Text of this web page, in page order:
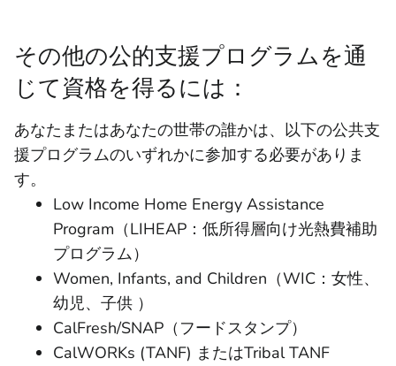
その他の公的支援プログラムを通
じて資格を得るには：
あなたまたはあなたの世帯の誰かは、以下の公共支
援プログラムのいずれかに参加する必要がありま
す。
Low Income Home Energy Assistance
Program（LIHEAP：低所得層向け光熱費補助
プログラム）
Women, Infants, and Children（WIC：女性、
幼児、子供 ）
CalFresh/SNAP（フードスタンプ）
CalWORKs (TANF) またはTribal TANF